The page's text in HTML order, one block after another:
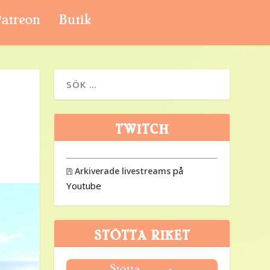
Butik
TWITCH
 Arkiverade livestreams på
Youtube
STÖTTA RIKET